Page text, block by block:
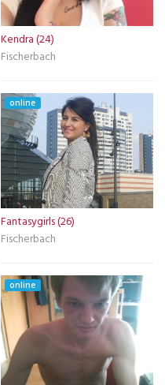
Kendra (24)
Fischerbach
online
Fantasygirls (26)
Fischerbach
online